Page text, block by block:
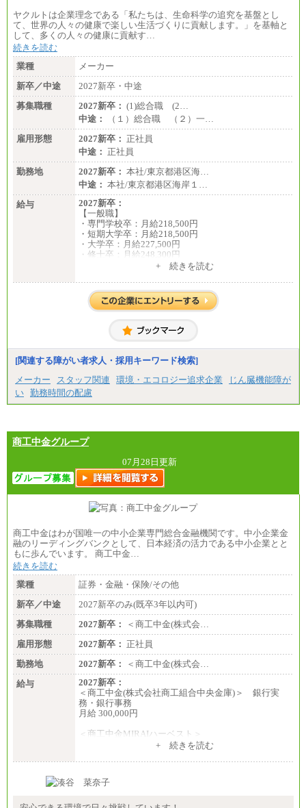
ヤクルトは企業理念である「私たちは、生命科学の追究を基盤とし
て、世界の人々の健康で楽しい生活づくりに貢献します。」を基軸と
して、多くの人々の健康に貢献す…
続きを読む
業種
メーカー
新卒／中途
2027新卒・中途
募集職種
2027新卒： (1)総合職 (2…
中途：
（１）総合職 （２）一…
雇用形態
2027新卒： 正社員
中途： 正社員
勤務地
2027新卒： 本社/東京都港区海…
中途： 本社/東京都港区海岸１…
給与
2027新卒：
【一般職】
・専門学校卒：月給218,500円
・短期大学卒：月給218,500円
・大学卒：月給227,500円
・修士卒：月給248,300円
・博士卒：月給257,300円
【総合職】
・大学卒：月給253,500円
・修士卒：月給261,500円
※2025年度実績
※試用期間3か月中も給与に変更はございません
中途：
全職種共通
最低月給200,000円以上
※試用期間中も給与に変更はございません
+ 続きを読む
[関連する障がい者求人・採用キーワード検索]
メーカー
スタッフ関連 環境・エコロジー追求企業
じん臓機能障が
い 勤務時間の配慮
商工中金グループ
07月28日更新
商工中金はわが国唯一の中小企業専門総合金融機関です。中小企業金
融のリーディングバンクとして、日本経済の活力である中小企業とと
もに歩んでいます。 商工中金…
続きを読む
業種
証券・金融・保険/その他
新卒／中途
2027新卒のみ(既卒3年以内可)
募集職種
2027新卒：
＜商工中金(株式会…
雇用形態
2027新卒： 正社員
勤務地
2027新卒：
＜商工中金(株式会…
給与
2027新卒：
＜商工中金(株式会社商工組合中央金庫)＞ 銀行実
務・銀行事務
月給 300,000円
＜商工中金MIRAIハーベスト＞
+ 続きを読む